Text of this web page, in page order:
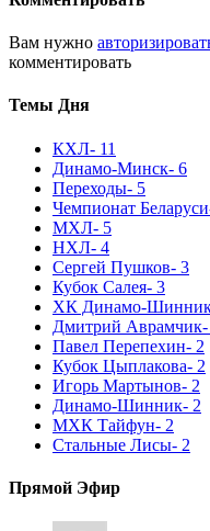
Вам нужно
комментировать
Темы Дня
КХЛ- 11
Динамо-Минск- 6
Переходы- 5
Чемпионат Беларуси
МХЛ- 5
НХЛ- 4
Сергей Пушков- 3
Кубок Салея- 3
ХК Динамо-
Дмитрий Аврамчик
Павел Перепехин- 2
Кубок Цыплакова- 2
Игорь Мартынов- 2
Динамо-Шинник- 2
МХК Тайфун- 2
Стальные Лисы- 2
Прямой Эфир